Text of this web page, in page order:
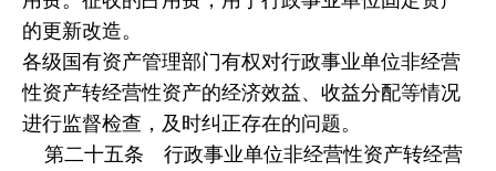
的更新改造。
各级国有资产管理部门有权对行政事业单位非经营
性资产转经营性资产的经济效益、收益分配等情况
进行监督检查，及时纠正存在的问题。
第二十五条 行政事业单位非经营性资产转经营